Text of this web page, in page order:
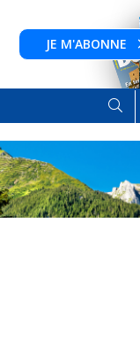
JE M'ABONNE